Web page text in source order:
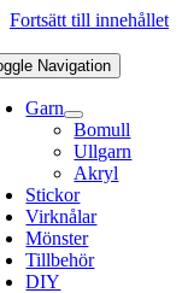
Fortsätt till innehållet
Navigation
Garn
Bomull
Ullgarn
Akryl
Stickor
Virknålar
Mönster
Tillbehör
DIY